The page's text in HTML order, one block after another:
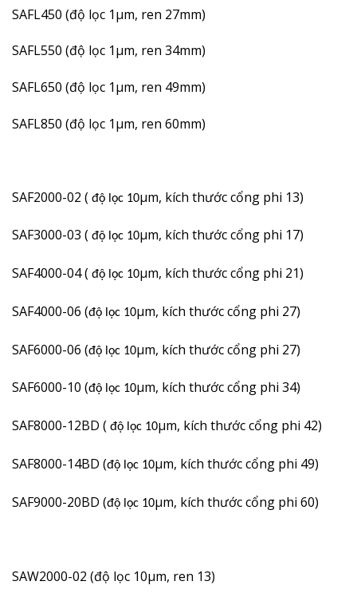
SAFL450 (độ lọc 1µm, ren 27mm)
SAFL550 (độ lọc 1µm, ren 34mm)
SAFL650 (độ lọc 1µm, ren 49mm)
SAFL850 (độ lọc 1µm, ren 60mm)
SAF2000-02 ( độ lọc 10µm, kích thước cổng phi 13)
SAF3000-03 ( độ lọc 10µm, kích thước cổng phi 17)
SAF4000-04 ( độ lọc 10µm, kích thước cổng phi 21)
SAF4000-06 (độ lọc 10µm, kích thước cổng phi 27)
SAF6000-06 (độ lọc 10µm, kích thước cổng phi 27)
SAF6000-10 (độ lọc 10µm, kích thước cổng phi 34)
SAF8000-12BD ( độ lọc 10µm, kích thước cổng phi 42)
SAF8000-14BD (độ lọc 10µm, kích thước cổng phi 49)
SAF9000-20BD (độ lọc 10µm, kích thước cổng phi 60)
SAW2000-02 (độ lọc 10µm, ren 13)